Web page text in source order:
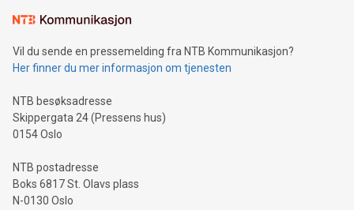
Vil du sende en pressemelding fra NTB Kommunikasjon?
Her finner du mer informasjon om tjenesten
NTB besøksadresse
Skippergata 24 (Pressens hus)
0154 Oslo
NTB postadresse
Boks 6817 St. Olavs plass
N-0130 Oslo